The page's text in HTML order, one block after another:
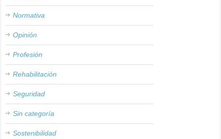
Normativa
Opinión
Profesión
Rehabilitación
Seguridad
Sin categoría
Sostenibilidad